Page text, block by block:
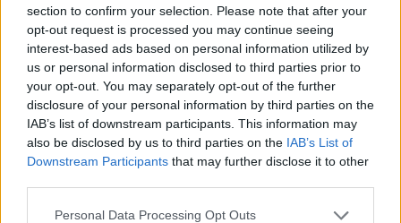
section to confirm your selection. Please note that after your
opt-out request is processed you may continue seeing
interest-based ads based on personal information utilized by
us or personal information disclosed to third parties prior to
your opt-out. You may separately opt-out of the further
disclosure of your personal information by third parties on the
IAB’s list of downstream participants. This information may
also be disclosed by us to third parties on the IAB’s List of
Downstream Participants that may further disclose it to other
Please note that this website/app uses one or more Google
Personal Data Processing Opt Outs
Andrea Mura conquista Palau: grande
partecipazione per il suo racconto
Calangianus, allarme sul centro accoglienza
minori, Albieri: “Episodi gravissimi”